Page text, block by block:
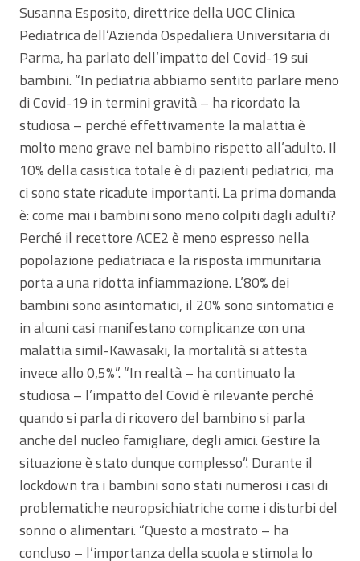
Susanna Esposito, direttrice della UOC Clinica
Pediatrica dell’Azienda Ospedaliera Universitaria di
Parma, ha parlato dell’impatto del Covid-19 sui
bambini. “In pediatria abbiamo sentito parlare meno
di Covid-19 in termini gravità – ha ricordato la
studiosa – perché effettivamente la malattia è
molto meno grave nel bambino rispetto all’adulto. Il
10% della casistica totale è di pazienti pediatrici, ma
ci sono state ricadute importanti. La prima domanda
è: come mai i bambini sono meno colpiti dagli adulti?
Perché il recettore ACE2 è meno espresso nella
popolazione pediatriaca e la risposta immunitaria
porta a una ridotta infiammazione. L’80% dei
bambini sono asintomatici, il 20% sono sintomatici e
in alcuni casi manifestano complicanze con una
malattia simil-Kawasaki, la mortalità si attesta
invece allo 0,5%”. “In realtà – ha continuato la
studiosa – l’impatto del Covid è rilevante perché
quando si parla di ricovero del bambino si parla
anche del nucleo famigliare, degli amici. Gestire la
situazione è stato dunque complesso”. Durante il
lockdown tra i bambini sono stati numerosi i casi di
problematiche neuropsichiatriche come i disturbi del
sonno o alimentari. “Questo a mostrato – ha
concluso – l’importanza della scuola e stimola lo